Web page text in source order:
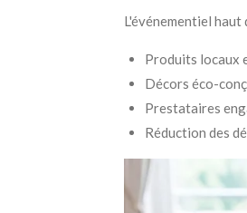
L'événementiel
Produits locaux
Décors éco-
Prestataires
Réduction des